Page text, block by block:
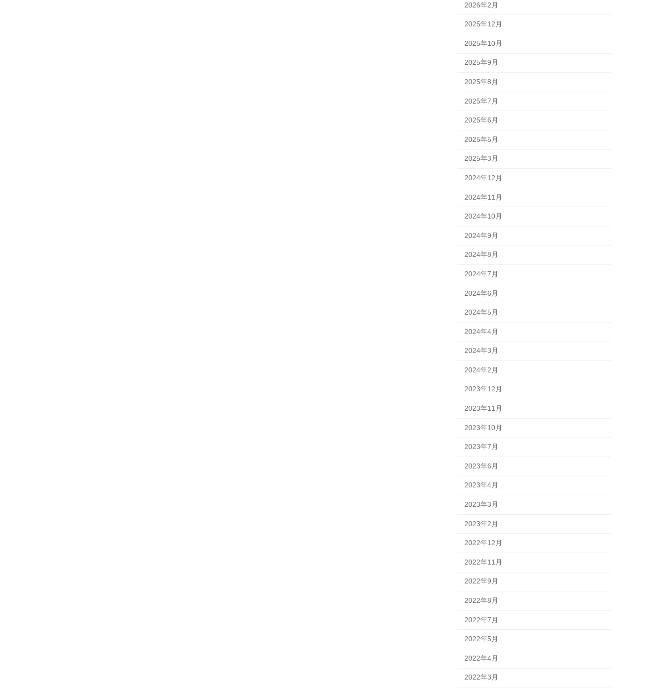
2026年2月
2025年12月
2025年10月
2025年9月
2025年8月
2025年7月
2025年6月
2025年5月
2025年3月
2024年12月
2024年11月
2024年10月
2024年9月
2024年8月
2024年7月
2024年6月
2024年5月
2024年4月
2024年3月
2024年2月
2023年12月
2023年11月
2023年10月
2023年7月
2023年6月
2023年4月
2023年3月
2023年2月
2022年12月
2022年11月
2022年9月
2022年8月
2022年7月
2022年5月
2022年4月
2022年3月